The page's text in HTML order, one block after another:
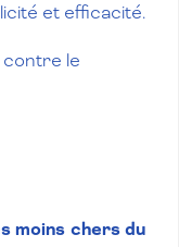
et efficacité.
contre le
moins chers du